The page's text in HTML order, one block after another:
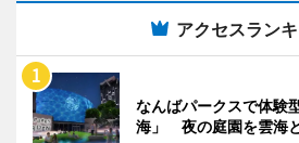
アクセスラン
なんばパークスで体験
海」 夜の庭園を雲海